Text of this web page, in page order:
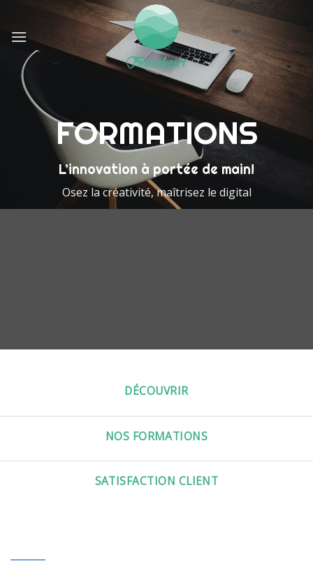
contenu
FORMATIONS
L’innovation à portée de main!
Osez la créativité, maîtrisez le digital
DÉCOUVRIR
NOS FORMATIONS
SATISFACTION CLIENT